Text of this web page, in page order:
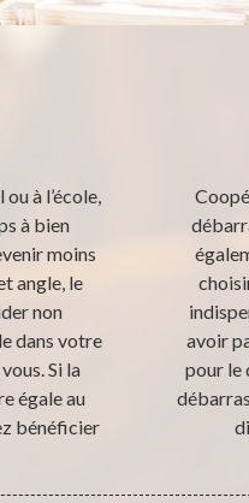
à l’école,
à bien
moins
angle, le
non
dans votre
Si la
égale au
bénéficier
avoir
pour le